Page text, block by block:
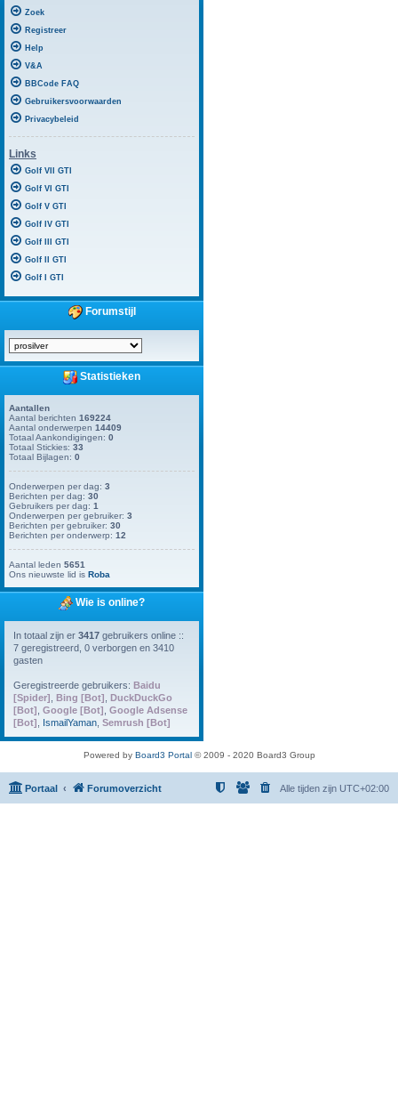
Zoek
Registreer
Help
V&A
BBCode FAQ
Gebruikersvoorwaarden
Privacybeleid
Links
Golf VII GTI
Golf VI GTI
Golf V GTI
Golf IV GTI
Golf III GTI
Golf II GTI
Golf I GTI
Forumstijl
Statistieken
Aantallen
Aantal berichten 169224
Aantal onderwerpen 14409
Totaal Aankondigingen: 0
Totaal Stickies: 33
Totaal Bijlagen: 0
Onderwerpen per dag: 3
Berichten per dag: 30
Gebruikers per dag: 1
Onderwerpen per gebruiker: 3
Berichten per gebruiker: 30
Berichten per onderwerp: 12
Aantal leden 5651
Ons nieuwste lid is Roba
Wie is online?
In totaal zijn er 3417 gebruikers online ::
7 geregistreerd, 0 verborgen en 3410
gasten
Geregistreerde gebruikers: Baidu
[Spider] Bing [Bot] DuckDuckGo
[Bot] Google [Bot] Google Adsense
[Bot]
IsmailYaman Semrush [Bot]
Powered by Board3 Portal© 2009 - 2020 Board3 Group
Portaal Forumoverzicht Alle tijden zijn UTC+02:00